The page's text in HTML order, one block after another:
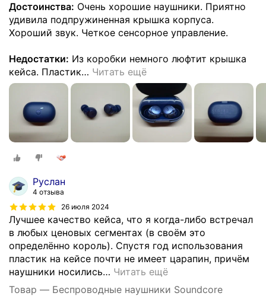
Достоинства: Очень хорошие наушники. Приятно
удивила подпружиненная крышка корпуса.
Хороший звук. Четкое сенсорное управление.
Недостатки: Из коробки немного люфтит крышка
кейса. Пластик… Читать ещё
Руслан
4 отзыва
26 июля 2024
Лучшее качество кейса, что я когда-либо встречал
в любых ценовых сегментах (в своём это
определённо король). Спустя год использования
пластик на кейсе почти не имеет царапин, причём
наушники носились… Читать ещё
Товар — Беспроводные наушники Soundcore